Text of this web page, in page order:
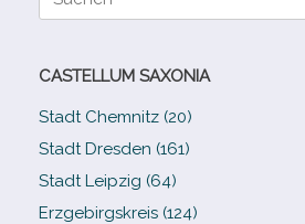
CASTELLUM SAXONIA
Stadt Chemnitz (20)
Stadt Dresden (161)
Stadt Leipzig (64)
Erzgebirgskreis (124)